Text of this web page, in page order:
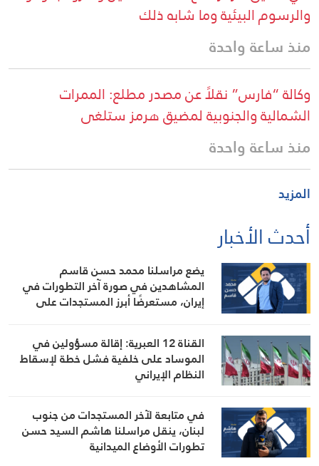
والرسوم البيئية وما شابه ذلك
منذ ساعة واحدة
وكالة “فارس” نقلاً عن مصدر مطلع: الممرات
الشمالية والجنوبية لمضيق هرمز ستلغى
منذ ساعة واحدة
المزيد
أحدث الأخبار
يضع مراسلنا محمد حسن قاسم
المشاهدين في صورة آخر التطورات في
إيران، مستعرضًا أبرز المستجدات على
المواقف الرسمية وأبرز التطورات ذات
الصلة بالشأنين الداخلي والإقليمي
القناة 12 العبرية: إقالة مسؤولين في
الموساد على خلفية فشل خطة لإسقاط
النظام الإيراني
في متابعة لآخر المستجدات من جنوب
لبنان، ينقل مراسلنا هاشم السيد حسن
تطورات الأوضاع الميدانية